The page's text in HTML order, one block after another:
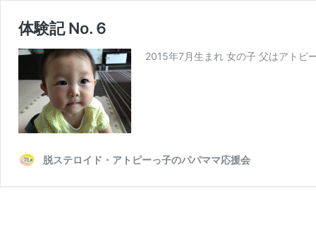
体験記 No.６
2015年7月生まれ 女の子 父はアト
脱ステロイド・アトピーっ子のパパママ応援会